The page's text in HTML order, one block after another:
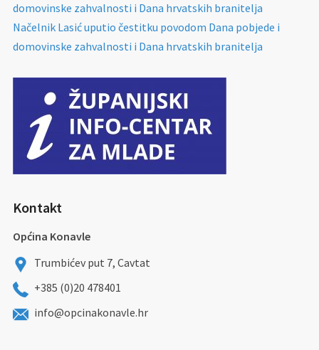
domovinske zahvalnosti i Dana hrvatskih branitelja
Načelnik Lasić uputio čestitku povodom Dana pobjede i
domovinske zahvalnosti i Dana hrvatskih branitelja
Kontakt
Općina Konavle
Trumbićev put 7, Cavtat
+385 (0)20 478401
info@opcinakonavle.hr